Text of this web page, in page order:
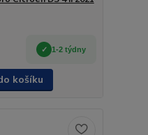
1-2 týdny
košíku